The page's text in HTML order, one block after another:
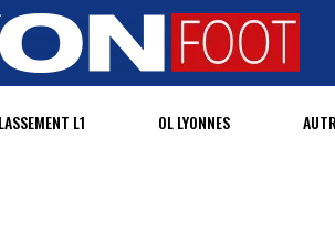
L1 OL LYONNES